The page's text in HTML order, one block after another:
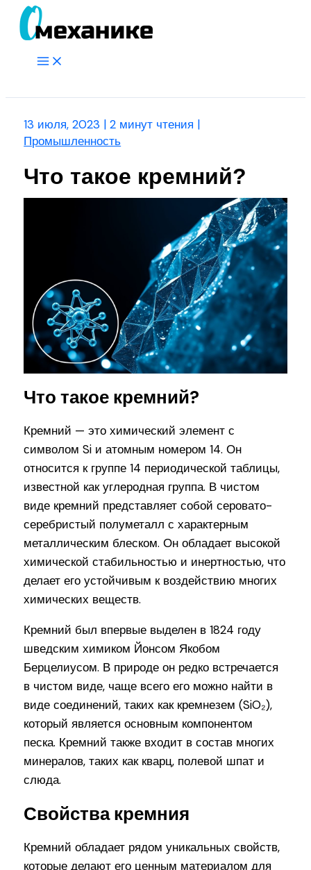
Перейти
Main
13 июля, 2023 |2 минут чтения |
Промышленность
Что такое кремний?
Что такое кремний?
Кремний — это химический элемент с
символом Si и атомным номером 14. Он
относится к группе 14 периодической таблицы,
известной как углеродная группа. В чистом
виде кремний представляет собой серовато-
серебристый полуметалл с характерным
металлическим блеском. Он обладает высокой
химической стабильностью и инертностью, что
делает его устойчивым к воздействию многих
химических веществ.
Кремний был впервые выделен в 1824 году
шведским химиком Йонсом Якобом
Берцелиусом. В природе он редко встречается
в чистом виде, чаще всего его можно найти в
виде соединений, таких как кремнезем (SiO₂),
который является основным компонентом
песка. Кремний также входит в состав многих
минералов, таких как кварц, полевой шпат и
слюда.
Свойства кремния
Кремний обладает рядом уникальных свойств,
которые делают его ценным материалом для